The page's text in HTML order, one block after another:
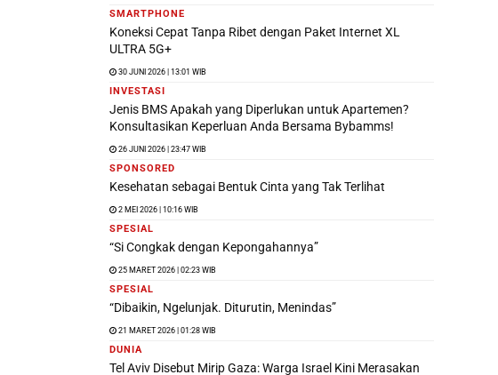
SMARTPHONE
Koneksi Cepat Tanpa Ribet dengan Paket Internet XL
ULTRA 5G+
30 JUNI 2026 | 13:01 WIB
INVESTASI
Jenis BMS Apakah yang Diperlukan untuk Apartemen?
Konsultasikan Keperluan Anda Bersama Bybamms!
26 JUNI 2026 | 23:47 WIB
SPONSORED
Kesehatan sebagai Bentuk Cinta yang Tak Terlihat
2 MEI 2026 | 10:16 WIB
SPESIAL
“Si Congkak dengan Kepongahannya”
25 MARET 2026 | 02:23 WIB
SPESIAL
“Dibaikin, Ngelunjak. Diturutin, Menindas”
21 MARET 2026 | 01:28 WIB
DUNIA
Tel Aviv Disebut Mirip Gaza: Warga Israel Kini Merasakan